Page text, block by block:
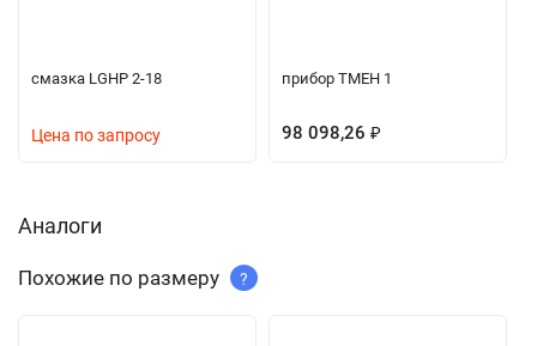
смазка LGHP 2-18
Цена по запросу
прибор TMEH 1
98 098,26 ₽
Аналоги
Похожие по размеру ?